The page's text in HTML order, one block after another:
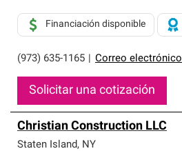
(973) 635-1165 Correo electrónico
Financiación disponible
Solicitar una cotización
Christian Construction LLC
Staten Island, NY